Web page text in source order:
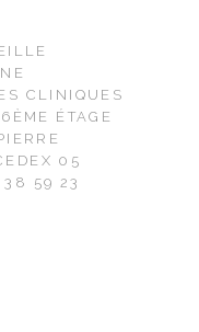
CLINIQUES
ÉTAGE
05
38 59 23